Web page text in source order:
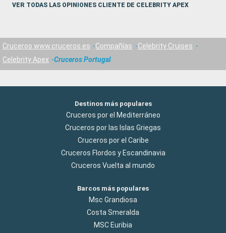
VER TODAS LAS OPINIONES CLIENTE DE CELEBRITY APEX
Cruceros www.cruceros.es Compañías
Celebrity Cruises
Celebrity Apex
Cruceros Portugal
Destinos más populares
Cruceros por el Mediterráneo
Cruceros por las Islas Griegas
Cruceros por el Caribe
Cruceros Flordos y Escandinavia
Cruceros Vuelta al mundo
Barcos más populares
Msc Grandiosa
Costa Smeralda
MSC Euribia